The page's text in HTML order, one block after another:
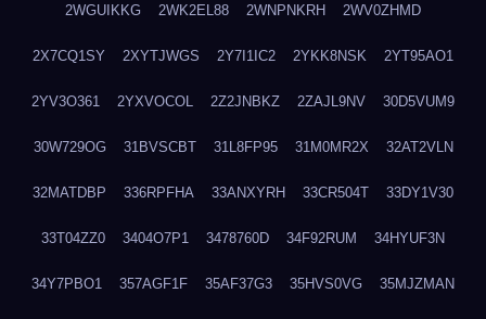
2WGUIKKG 2WK2EL88 2WNPNKRH 2WV0ZHMD
2X7CQ1SY 2XYTJWGS 2Y7I1IC2 2YKK8NSK 2YT95AO1
2YV3O361 2YXVOCOL 2Z2JNBKZ 2ZAJL9NV 30D5VUM9
30W729OG 31BVSCBT 31L8FP95 31M0MR2X 32AT2VLN
32MATDBP 336RPFHA 33ANXYRH 33CR504T 33DY1V30
33T04ZZ0 3404O7P1 3478760D 34F92RUM 34HYUF3N
34Y7PBO1 357AGF1F 35AF37G3 35HVS0VG 35MJZMAN